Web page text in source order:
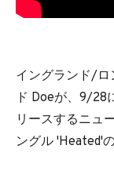
イングランド/ロ
ド Doeが、9/28
リースするニュ
ングル 'Heated'